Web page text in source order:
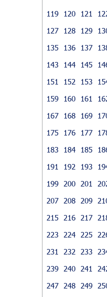
119
120 121
127
128 129
135
136 137
143
144 145
151
152 153
159
160 161
167
168 169
175
176 177
183
184 185
191
192 193
199
200 201
207
208 209
215
216 217
223
224 225
231
232 233
239
240 241
247
248 249